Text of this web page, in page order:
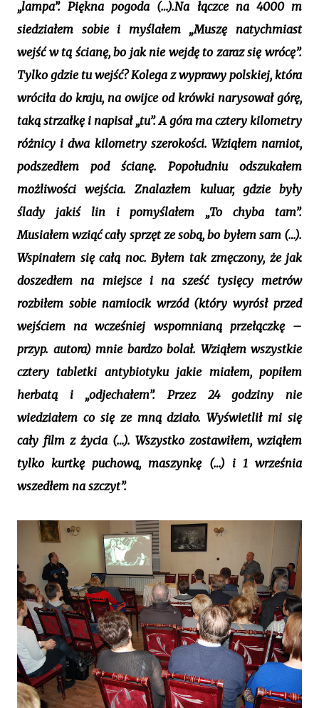
„lampa”. Piękna pogoda (…).Na łączce na 4000 m
siedziałem sobie i myślałem „Muszę natychmiast
wejść w tą ścianę, bo jak nie wejdę to zaraz się wrócę”.
Tylko gdzie tu wejść? Kolega z wyprawy polskiej, która
wróciła do kraju, na owijce od krówki narysował górę,
taką strzałkę i napisał „tu”. A góra ma cztery kilometry
różnicy i dwa kilometry szerokości. Wziąłem namiot,
podszedłem pod ścianę. Popołudniu odszukałem
możliwości wejścia. Znalazłem kuluar, gdzie były
ślady jakiś lin i pomyślałem „To chyba tam”.
Musiałem wziąć cały sprzęt ze sobą, bo byłem sam (…).
Wspinałem się całą noc. Byłem tak zmęczony, że jak
doszedłem na miejsce i na sześć tysięcy metrów
rozbiłem sobie namiocik wrzód (który wyrósł przed
wejściem na wcześniej wspomnianą przełączkę –
przyp. autora) mnie bardzo bolał. Wziąłem wszystkie
cztery tabletki antybiotyku jakie miałem, popiłem
herbatą i „odjechałem”. Przez 24 godziny nie
wiedziałem co się ze mną działo. Wyświetlił mi się
cały film z życia (…). Wszystko zostawiłem, wziąłem
tylko kurtkę puchową, maszynkę (…) i 1 września
wszedłem na szczyt”.